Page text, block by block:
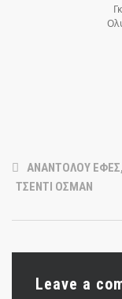
ΑΝΑΝΤΟΛΟΥ ΕΦΕΣ,
ΤΣΕΝΤΙ ΟΣΜΑΝ
Leave a